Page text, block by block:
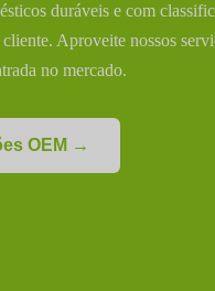
duráveis e com
Aproveite nossos
no mercado.
OEM →